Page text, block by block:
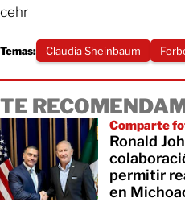
cehr
Temas: Claudia Sheinbaum
TE
Comparte
Ronald
permitir
en